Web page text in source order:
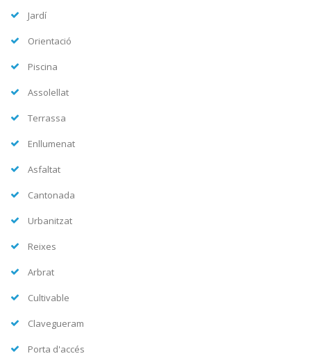
Jardí
Orientació
Piscina
Assolellat
Terrassa
Enllumenat
Asfaltat
Cantonada
Urbanitzat
Reixes
Arbrat
Cultivable
Clavegueram
Porta d'accés